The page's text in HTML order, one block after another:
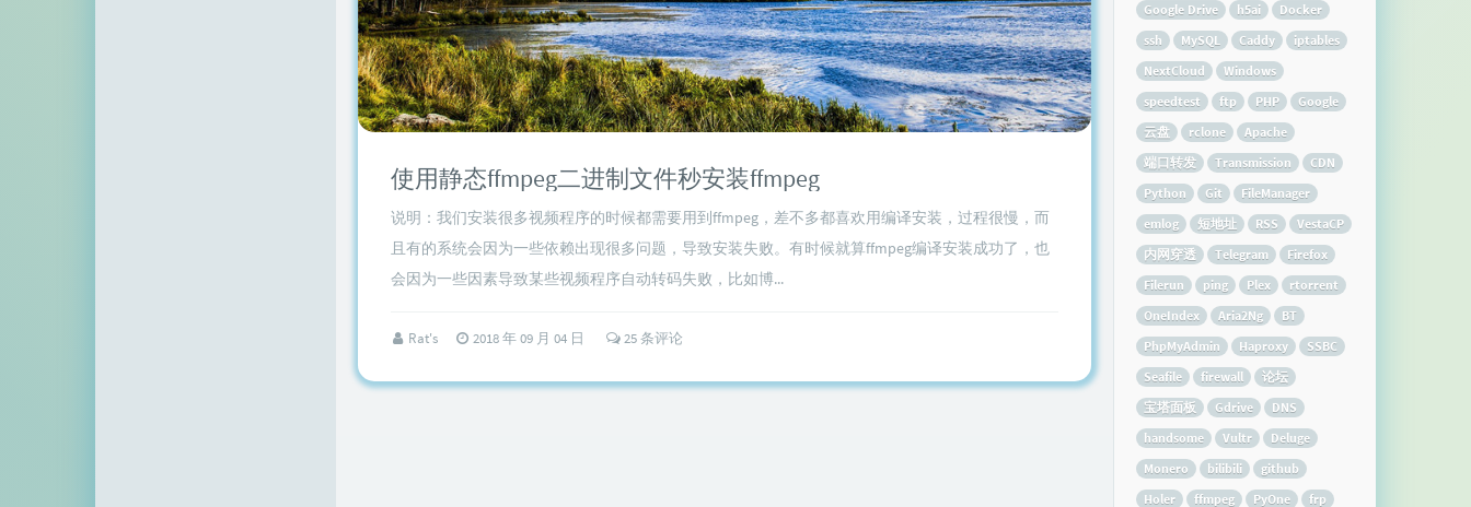
使用静态ffmpeg二进制文件秒安装ffmpeg
说明：我们安装很多视频程序的时候都需要用到ffmpeg，差不多都喜欢用编译安装，过程很慢，而
且有的系统会因为一些依赖出现很多问题，导致安装失败。有时候就算ffmpeg编译安装成功了，也
会因为一些因素导致某些视频程序自动转码失败，比如博...
Rat's 2018 年 09 月 04 日 25 条评论
Google Drive
h5ai
Docker
ssh
MySQL Caddy
iptables
NextCloud
Windows
speedtest
ftp PHP
Google
云盘
rclone
Apache
端口转发
Transmission
CDN
Python
Git
FileManager
emlog
短地址 RSS
VestaCP
内网穿透
Telegram
Firefox
Filerun
ping Plex
rtorrent
OneIndex
Aria2Ng
BT
PhpMyAdmin
Haproxy
SSBC
Seafile
firewall
论坛
宝塔面板
Gdrive
DNS
handsome
Vultr
Deluge
Monero
bilibili
github
Holer
ffmpeg PyOne frp